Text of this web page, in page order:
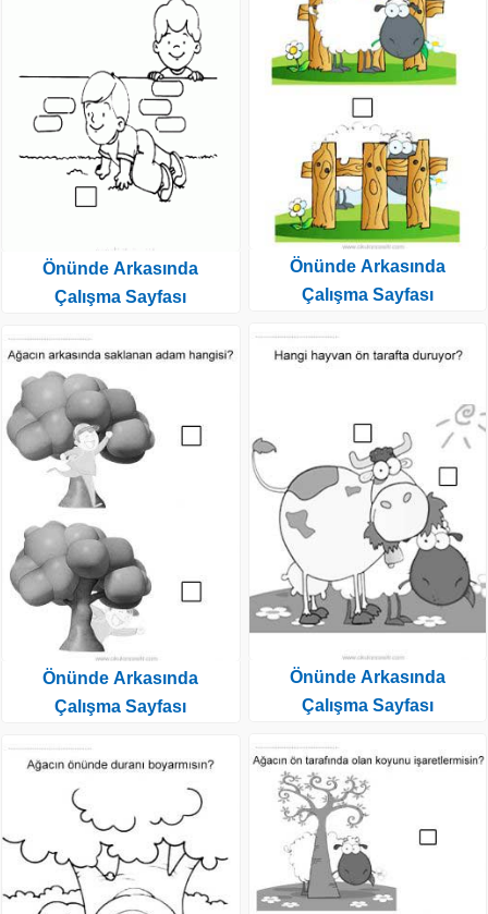
Önünde Arkasında
Çalışma Sayfası
Önünde Arkasında
Çalışma Sayfası
Önünde Arkasında
Çalışma Sayfası
Önünde Arkasında
Çalışma Sayfası